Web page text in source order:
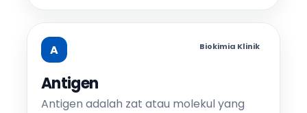
A Biokimia Klinik
Antigen
Antigen adalah zat atau molekul yang